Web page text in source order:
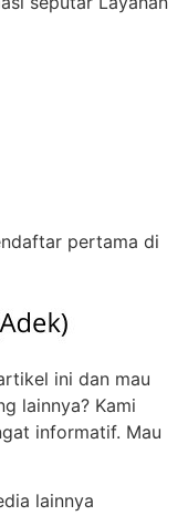
pertama di
ini dan mau
lainnya? Kami
informatif. Mau
lainnya